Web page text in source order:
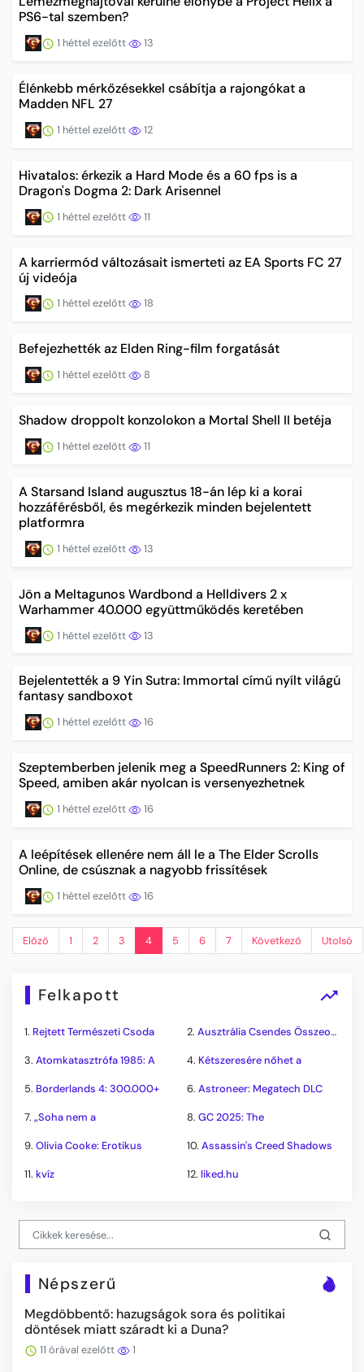
PS6-tal szemben?
1 héttel ezelőtt 13
Élénkebb mérkőzésekkel csábítja a rajongókat a
Madden NFL 27
1 héttel ezelőtt 12
Hivatalos: érkezik a Hard Mode és a 60 fps is a
Dragon's Dogma 2: Dark Arisennel
1 héttel ezelőtt 11
A karriermód változásait ismerteti az EA Sports FC 27
új videója
1 héttel ezelőtt 18
Befejezhették az Elden Ring-film forgatását
1 héttel ezelőtt 8
Shadow droppolt konzolokon a Mortal Shell II betéja
1 héttel ezelőtt 11
A Starsand Island augusztus 18-án lép ki a korai
hozzáférésből, és megérkezik minden bejelentett
platformra
1 héttel ezelőtt 13
Jön a Meltagunos Wardbond a Helldivers 2 x
Warhammer 40.000 együttműködés keretében
1 héttel ezelőtt 13
Bejelentették a 9 Yin Sutra: Immortal című nyílt világú
fantasy sandboxot
1 héttel ezelőtt 16
Szeptemberben jelenik meg a SpeedRunners 2: King of
Speed, amiben akár nyolcan is versenyezhetnek
1 héttel ezelőtt 16
A leépítések ellenére nem áll le a The Elder Scrolls
Online, de csúsznak a nagyobb frissítések
1 héttel ezelőtt 16
Előző 1 2 3 4 5 6 7 Következő Utolsó
Felkapott
1. Rejtett Természeti Csoda 2. Ausztrália Csendes Összeomlása
3. Atomkatasztrófa 1985: A 4. Kétszeresére nőhet a
5. Borderlands 4: 300.000+ 6. Astroneer: Megatech DLC
7. „Soha nem a 8. GC 2025: The
9. Olivia Cooke: Erotikus 10. Assassin's Creed Shadows
11. kvíz 12. liked.hu
Népszerű
Megdöbbentő: hazugságok sora és politikai
döntések miatt száradt ki a Duna?
11 órával ezelőtt 1